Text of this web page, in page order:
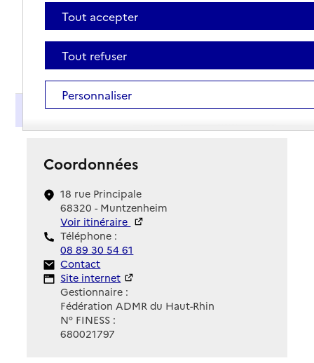
Présentation
Coordonnées
18 rue Principale
68320 - Muntzenheim
Voir itinéraire
Téléphone :
08 89 30 54 61
Contact
Contact
Site Internet
Site internet
Gestionnaire :
Fédération ADMR du Haut-Rhin
N° FINESS :
680021797
Tout accepter
Tout refuser
Personnaliser